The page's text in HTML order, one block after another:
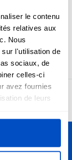
le contenu
relatives aux
Nous
l'utilisation de
sociaux, de
celles-ci
avez fournies
de leurs
de notre
qualité, vous
durer. La taille
avis